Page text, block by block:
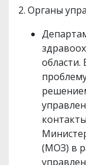
2. Органы
области.
(МОЗ) в